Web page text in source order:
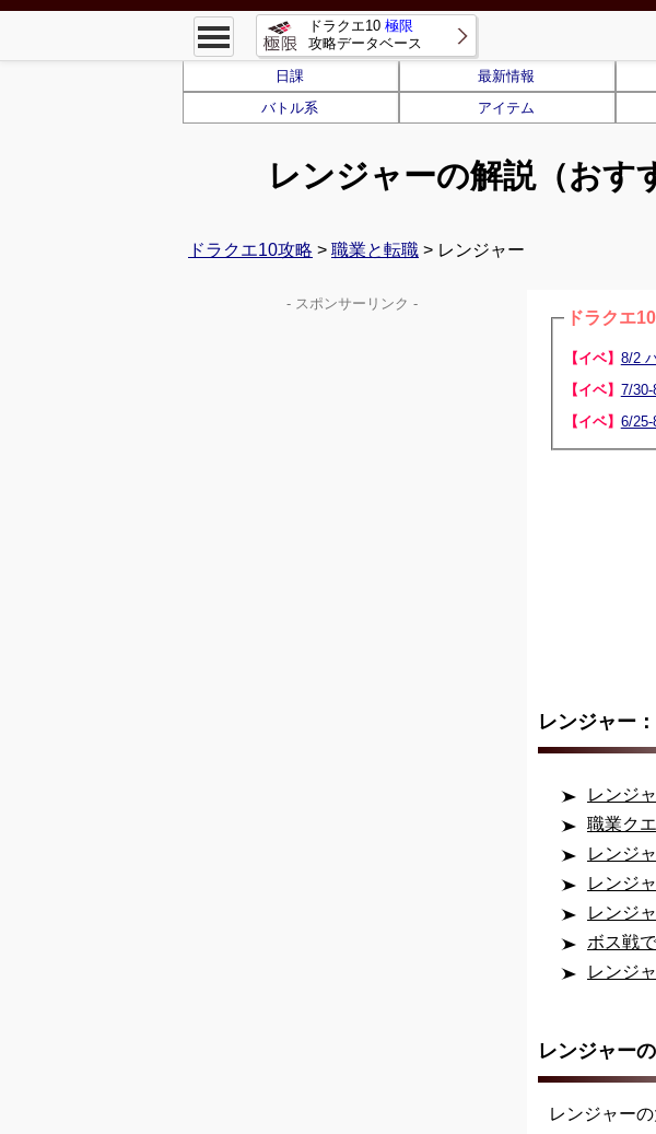
ドラクエ10 極限
攻略データベース
日課
最新情報
バトル系
アイテム
レンジャーの解説（おす
ドラクエ10攻略 > 職業と転職 > レンジャー
ドラクエ
【イベ】 8/2
【イベ】 7/
【イベ】 6/25-
レンジャー
レンジ
職業ク
レンジ
レンジ
レンジ
ボス戦
レンジ
レンジャー
レンジャー
- スポンサーリンク -